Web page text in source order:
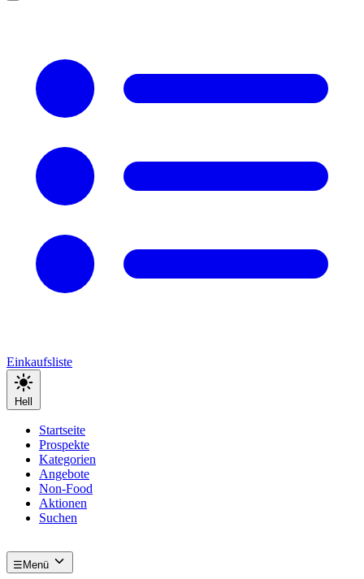
Einkaufsliste
Hell
Startseite
Prospekte
Kategorien
Angebote
Non-Food
Aktionen
Suchen
☰ Menü